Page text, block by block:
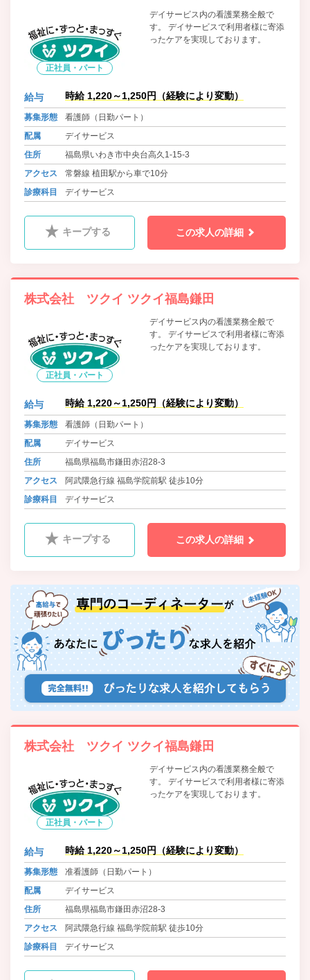
正社員・パート
デイサービス内の看護業務全般で
す。 デイサービスで利用者様に寄添
ったケアを実現しております。
給与 時給 1,220～1,250円（経験により変動）
募集形態
看護師（日勤パート）
配属
デイサービス
住所
福島県いわき市中央台高久1-15-3
アクセス
常磐線 植田駅から車で10分
診療科目
デイサービス
キープする この求人の詳細
株式会社 ツクイ ツクイ福島鎌田
正社員・パート
デイサービス内の看護業務全般で
す。 デイサービスで利用者様に寄添
ったケアを実現しております。
給与 時給 1,220～1,250円（経験により変動）
募集形態
看護師（日勤パート）
配属
デイサービス
住所
福島県福島市鎌田赤沼28-3
アクセス
阿武隈急行線 福島学院前駅 徒歩10分
診療科目
デイサービス
キープする この求人の詳細
株式会社 ツクイ ツクイ福島鎌田
正社員・パート
デイサービス内の看護業務全般で
す。 デイサービスで利用者様に寄添
ったケアを実現しております。
給与 時給 1,220～1,250円（経験により変動）
募集形態
准看護師（日勤パート）
配属
デイサービス
住所
福島県福島市鎌田赤沼28-3
アクセス
阿武隈急行線 福島学院前駅 徒歩10分
診療科目
デイサービス